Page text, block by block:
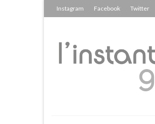
Instagram Facebook Twitter